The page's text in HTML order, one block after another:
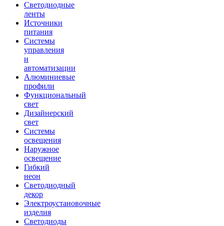
Светодиодные
ленты
Источники
питания
Системы
управления
и
автоматизации
Алюминиевые
профили
Функциональный
свет
Дизайнерский
свет
Системы
освещения
Наружное
освещение
Гибкий
неон
Светодиодный
декор
Электроустановочные
изделия
Светодиоды